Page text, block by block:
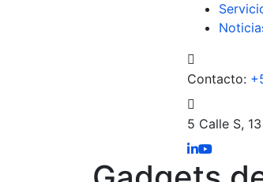
Contacto:
5 Calle S,